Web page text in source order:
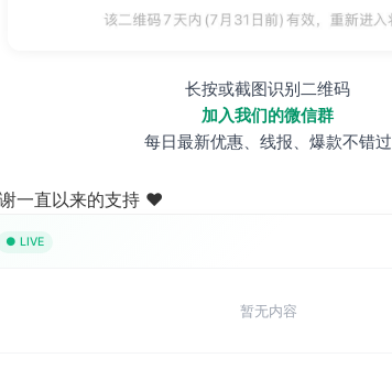
长按或截图识别二维码
加入我们的微信群
每日最新优惠、线报、爆款不错过
一直以来的支持 ❤️
● LIVE
暂无内容